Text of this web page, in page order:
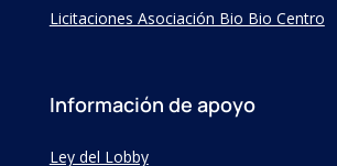
Licitaciones Asociación Bio Bio Centro
Información de apoyo
Ley del Lobby